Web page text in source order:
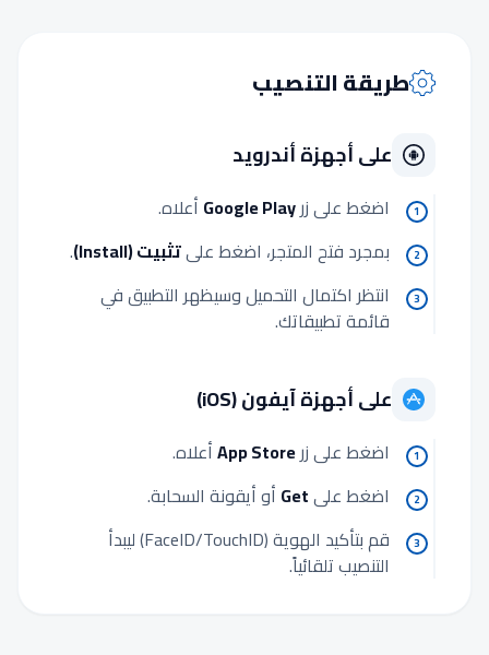
طريقة التنصيب
على أجهزة أندرويد
1 اضغط على زرGoogle Play أعلاه.
2 بمجرد فتح المتجر، اضغط علىتثبيت (Install) .
3
انتظر اكتمال التحميل وسيظهر التطبيق في
قائمة تطبيقاتك.
على أجهزة آيفون (iOS)
1 اضغط على زرApp Storeأعلاه.
2 اضغط علىGet أو أيقونة السحابة.
3
قم بتأكيد الهوية (FaceID/TouchID) ليبدأ
التنصيب تلقائياً.